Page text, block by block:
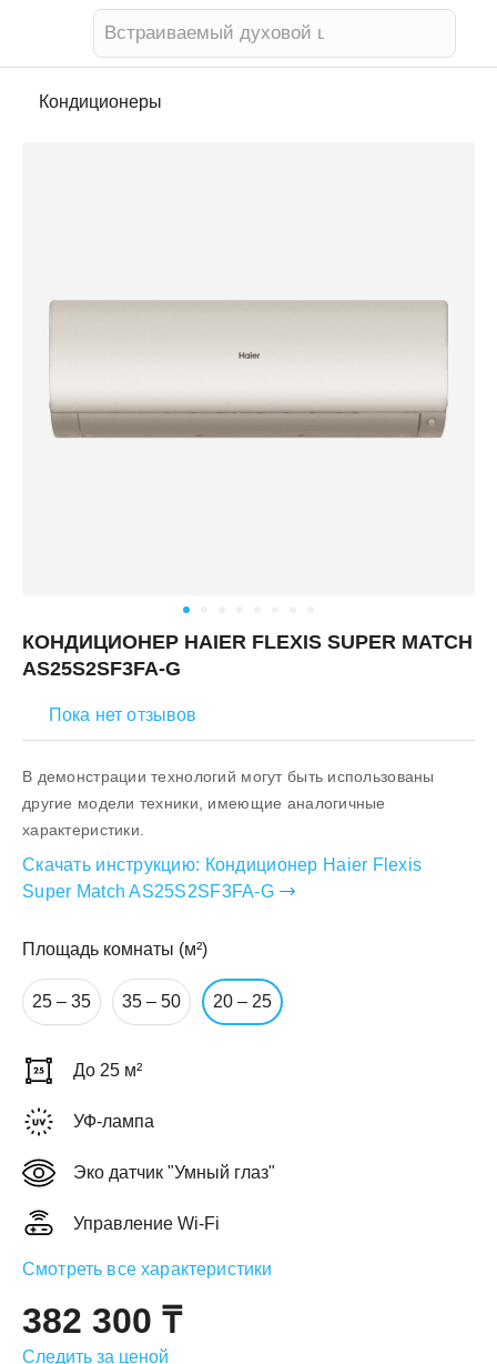
упаковки
ГОТОВЫЕ
Телевизор
Кондиционеры
КОНДИЦИОНЕР HAIER FLEXIS SUPER MATCH
AS25S2SF3FA-G
Пока нет отзывов
В демонстрации технологий могут быть использованы
другие модели техники, имеющие аналогичные
характеристики.
Скачать инструкцию: Кондиционер Haier Flexis
Super Match AS25S2SF3FA-G
Площадь комнаты (м²)
25 – 35 35 – 50 20 – 25
До 25 м²
УФ-лампа
Эко датчик "Умный глаз"
Управление Wi-Fi
Смотреть все характеристики
382 300 ₸
Следить за ценой